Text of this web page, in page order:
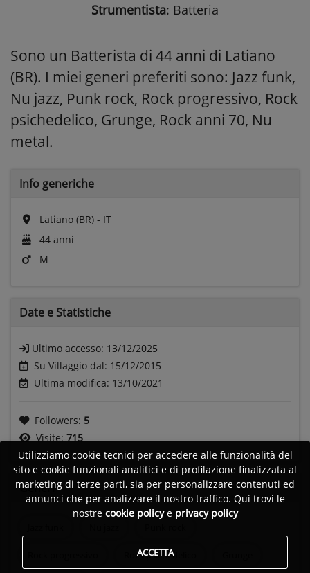
Strumentista: Batteria
Sono un Batterista di 44 anni di Latiano
(BR). I miei generi preferiti sono: Jazz funk,
Nu jazz, Punk rock, Rock progressivo, Rock
psichedelico, Grunge, Rock anni 70, Nu
metal.
Info generiche
Latiano (BR) - IT
44 anni
M
Date e Statistiche
Ultimo accesso: 13/12/2025
Su Villaggio dal: 15/12/2015
Ultima modifica: 13/10/2021
Followers: 5
Visite: 715
Generi
Rock psichedelico
Utilizziamo cookie tecnici per accedere alle funzionalità del
sito e cookie funzionali analitici e di profilazione finalizzata al
marketing di terze parti, sia per personalizzare contenuti ed
annunci che per analizzare il nostro traffico. Qui trovi le
nostre cookie policye privacy policy
ACCETTA